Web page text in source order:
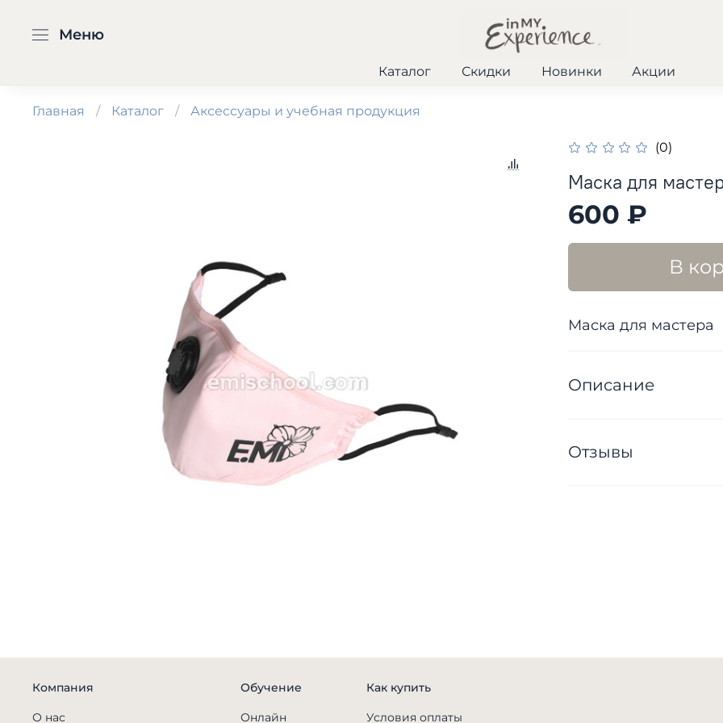
Меню
Каталог Скидки Новинки Акции
Главная Каталог Аксессуары и учебная продукция
(0)
Маска для
600 ₽
В
Маска для мастера
Описание
Отзывы
Компания
О нас
Обучение
Онлайн
Как купить
Условия оплаты